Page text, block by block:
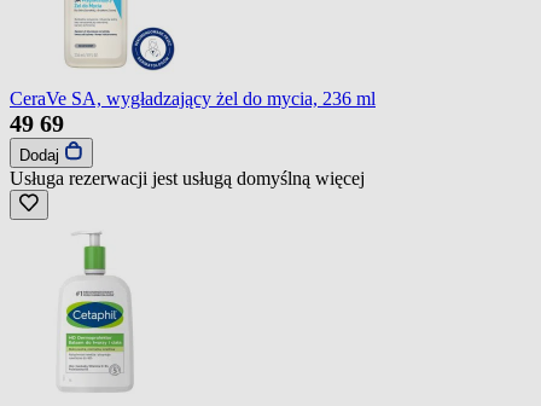
CeraVe SA, wygładzający żel do mycia, 236 ml
49 69
Dodaj
Usługa rezerwacji jest usługą domyślną więcej